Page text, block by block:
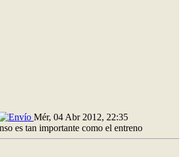
Mér, 04 Abr 2012, 22:35
es tan importante como el entreno